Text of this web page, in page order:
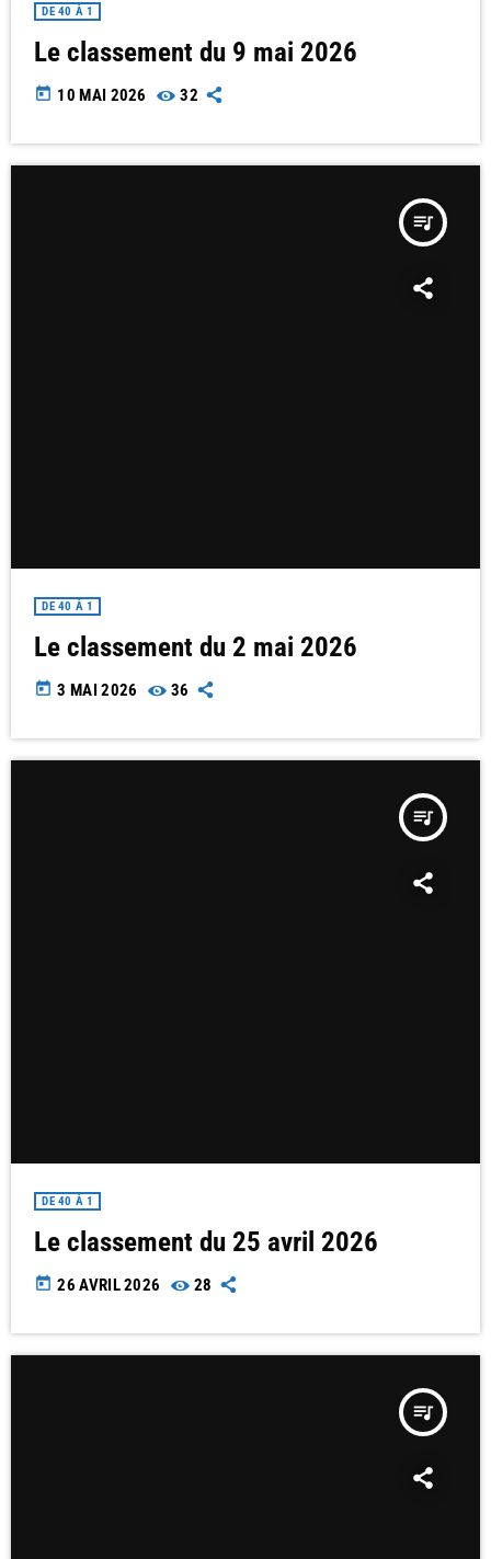
DE 40 À 1
Le classement du 9 mai 2026
today 10 MAI 2026 32
queue_music
DE 40 À 1
Le classement du 2 mai 2026
today 3 MAI 2026 36
queue_music
DE 40 À 1
Le classement du 25 avril 2026
today 26 AVRIL 2026 28
queue_music